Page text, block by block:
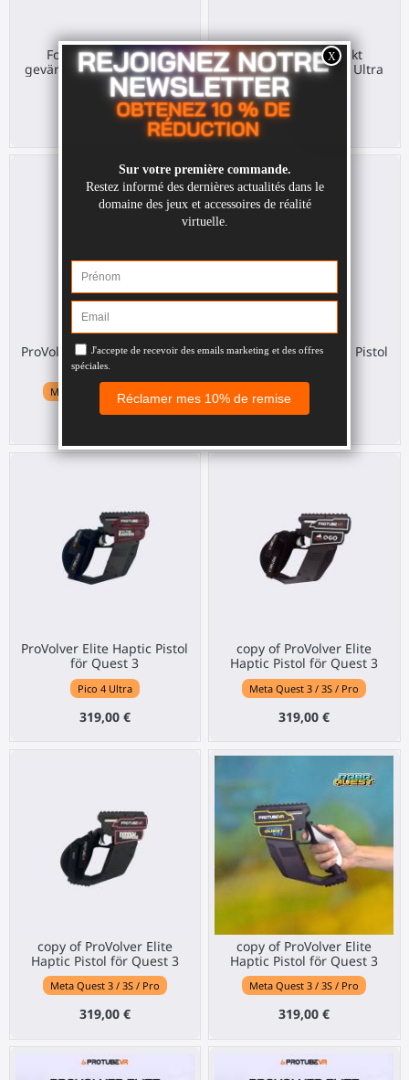
ForceTube haptiskt
gevärskolv för Valve Index
Valve Index
369,00 €
ForceTube haptiskt
gevärskolv för Pico 4 Ultra
Pico 4 Ultra
369,00 €
ProVolver Elite Haptic Pistol
för Quest 3
Meta Quest 3 / 3S / Pro
319,00 €
ProVolver Elite Haptic Pistol
Sony PS VR2
319,00 €
ProVolver Elite Haptic Pistol
för Quest 3
Pico 4 Ultra
319,00 €
copy of ProVolver Elite
Haptic Pistol för Quest 3
Meta Quest 3 / 3S / Pro
319,00 €
copy of ProVolver Elite
Haptic Pistol för Quest 3
Meta Quest 3 / 3S / Pro
319,00 €
copy of ProVolver Elite
Haptic Pistol för Quest 3
Meta Quest 3 / 3S / Pro
319,00 €